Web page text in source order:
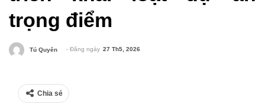
trọng điểm
Tú Quyên - Đăng ngày 27 Th5, 2026
Chia sẻ